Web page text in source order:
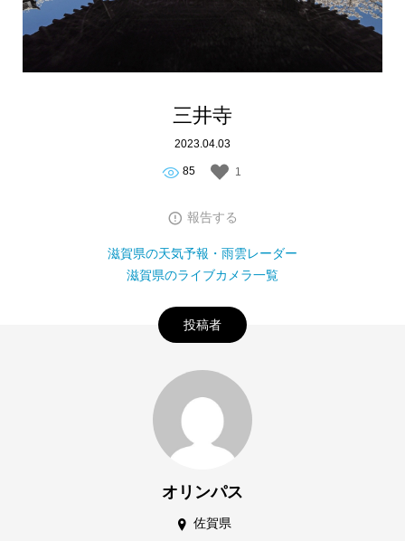
三井寺
2023.04.03
85 1
報告する
滋賀県の天気予報・雨雲レーダー
滋賀県のライブカメラ一覧
投稿者
オリンパス
佐賀県